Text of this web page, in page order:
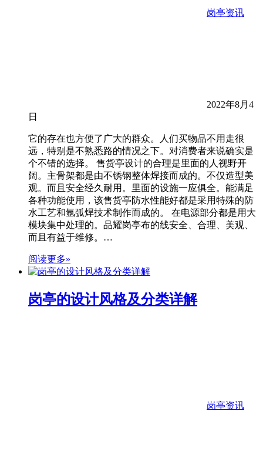
岗亭资讯
2022年8月4
日
它的存在也方便了广大的群众。人们买物品不用走很
远，特别是不熟悉路的情况之下。对消费者来说确实是
个不错的选择。 售货亭设计的合理是里面的人视野开
阔。主骨架都是由不锈钢整体焊接而成的。不仅造型美
观。而且安全经久耐用。里面的设施一应俱全。能满足
各种功能使用，该售货亭防水性能好都是采用特殊的防
水工艺和氩弧焊技术制作而成的。 在电源部分都是用大
模块集中处理的。品耀岗亭布的线安全、合理、美观、
而且有益于维修。…
阅读更多»
岗亭的设计风格及分类详解
岗亭资讯